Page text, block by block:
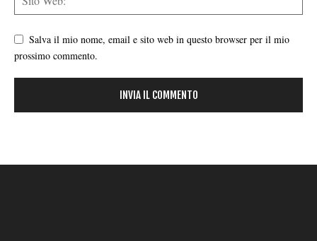
Salva il mio nome, email e sito web in questo browser per il mio
prossimo commento.